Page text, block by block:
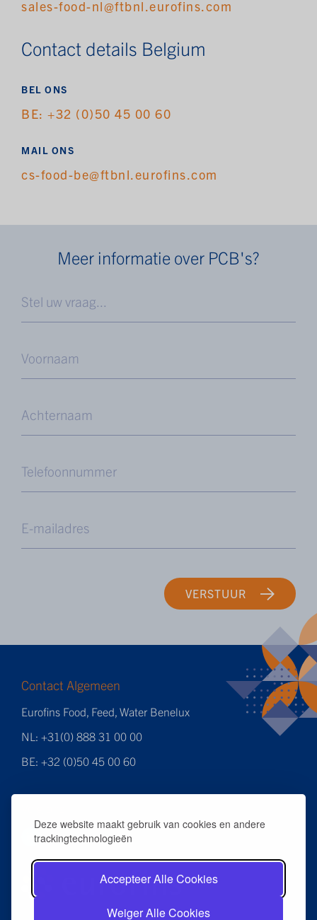
Deze website maakt gebruik van cookies en andere
trackingtechnologieën
Accepteer Alle Cookies
Weiger Alle Cookies
sales-food-nl@ftbnl.eurofins.com
Contact details Belgium
BEL ONS
BE: +32 (0)50 45 00 60
MAIL ONS
cs-food-be@ftbnl.eurofins.com
Meer informatie over PCB's?
VERSTUUR
Contact Algemeen
Eurofins Food, Feed, Water Benelux
NL: +31(0) 888 31 00 00
BE: +32 (0)50 45 00 60